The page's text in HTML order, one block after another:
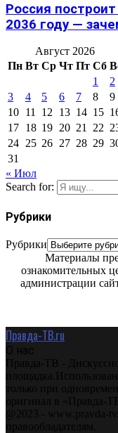
Россия
2036 году —
Август 2026
Пн Вт Ср Чт Пт Сб
1
2
3
4 5 6 7 8
9
10 11 12 13 14 15
17 18 19 20 21 22
24 25 26 27 28 29
31
« Июл
Search for:
Рубрики
Рубрики
Материалы
ознакомительных
администрации
Правда-ТВ.ru
О нас
Правда-ТВ -
только при
оригинал в «Правда-
@2023 - www.pravda-
правообладателям.